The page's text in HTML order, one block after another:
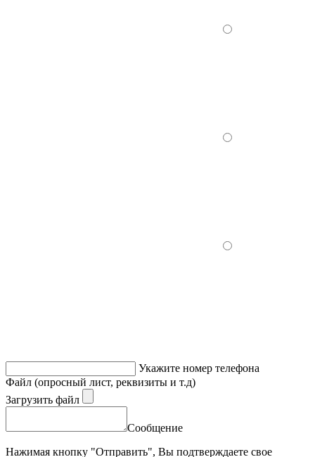
Укажите номер телефона
Файл (опросный лист, реквизиты и т.д)
Загрузить файл
Сообщение
Нажимая кнопку "Отправить", Вы подтверждаете свое